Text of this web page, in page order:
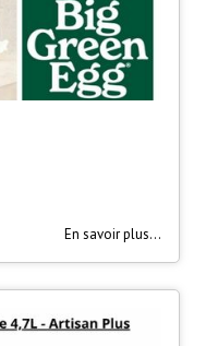
En savoir plus...